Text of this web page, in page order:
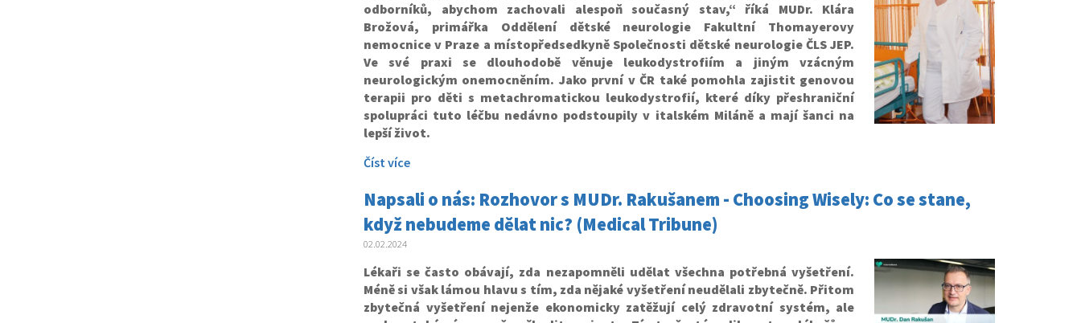
odborníků, abychom zachovali alespoň současný stav,“ říká MUDr. Klára
Brožová, primářka Oddělení dětské neurologie Fakultní Thomayerovy
nemocnice v Praze a místopředsedkyně Společnosti dětské neurologie ČLS JEP.
Ve své praxi se dlouhodobě věnuje leukodystrofiím a jiným vzácným
neurologickým onemocněním. Jako první v ČR také pomohla zajistit genovou
terapii pro děti s metachromatickou leukodystrofií, které díky přeshraniční
spolupráci tuto léčbu nedávno podstoupily v italském Miláně a mají šanci na
lepší život.
Číst více
Napsali o nás: Rozhovor s MUDr. Rakušanem - Choosing Wisely: Co se stane,
když nebudeme dělat nic? (Medical Tribune)
02.02.2024
Lékaři se často obávají, zda nezapomněli udělat všechna potřebná vyšetření.
Méně si však lámou hlavu s tím, zda nějaké vyšetření neudělali zbytečně. Přitom
zbytečná vyšetření nejenže ekonomicky zatěžují celý zdravotní systém, ale